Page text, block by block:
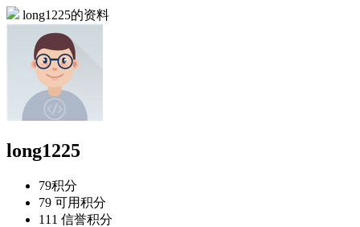
long1225的资料
long1225
79积分
79 可用积分
111 信誉积分